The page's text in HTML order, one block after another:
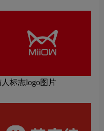
标志logo图片